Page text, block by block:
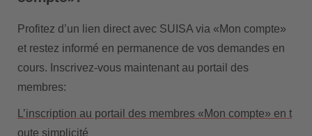
Profitez d’un lien direct avec SUISA via «Mon compte»
et restez informé en permanence de vos demandes en
cours. Inscrivez-vous maintenant au portail des
membres:
L’inscription au portail des membres «Mon compte» en t
oute simplicité